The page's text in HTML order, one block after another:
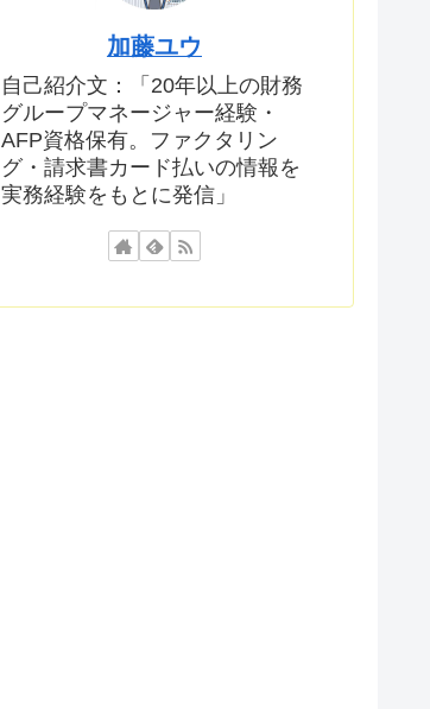
加藤ユウ
自己紹介文：「20年以上の財務
グループマネージャー経験・
AFP資格保有。ファクタリン
グ・請求書カード払いの情報を
実務経験をもとに発信」